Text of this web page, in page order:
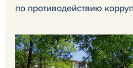
по противодействию